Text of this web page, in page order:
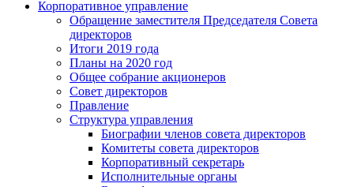
Корпоративное управление
Обращение заместителя Председателя Совета
директоров
Итоги 2019 года
Планы на 2020 год
Общее собрание акционеров
Совет директоров
Правление
Структура управления
Биографии членов совета директоров
Комитеты совета директоров
Корпоративный секретарь
Исполнительные органы